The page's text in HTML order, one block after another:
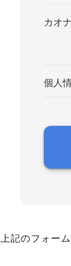
カオ
個人
上記のフォー